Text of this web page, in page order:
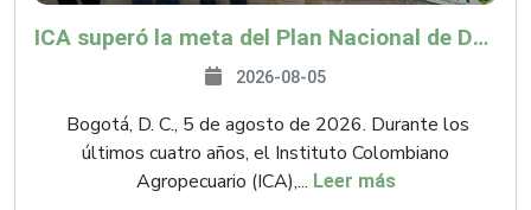
ICA superó la meta del Plan Nacional de Desarrollo y abrió 61 mercados internacionales
2026-08-05
Bogotá, D. C., 5 de agosto de 2026. Durante los
últimos cuatro años, el Instituto Colombiano
Agropecuario (ICA),... Leer más